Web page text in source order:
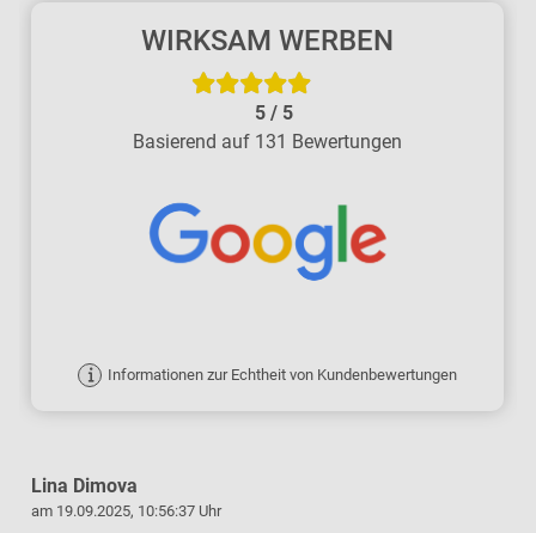
WIRKSAM WERBEN
5/ 5
Basierend auf 131 Bewertungen
Informationen zur Echtheit von Kundenbewertungen
Lina Dimova
am 19.09.2025, 10:56:37 Uhr